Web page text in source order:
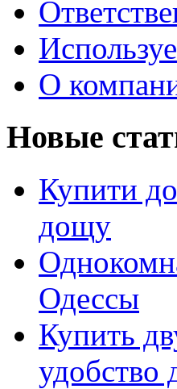
О
Новые
Купити
дощу
Одессы
Купить
удобство